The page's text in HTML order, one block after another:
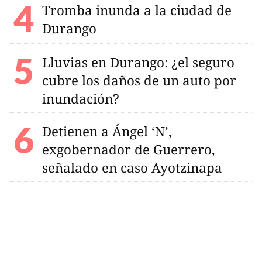
Tromba inunda a la ciudad de
Durango
Lluvias en Durango: ¿el seguro
cubre los daños de un auto por
inundación?
Detienen a Ángel ‘N’,
exgobernador de Guerrero,
señalado en caso Ayotzinapa